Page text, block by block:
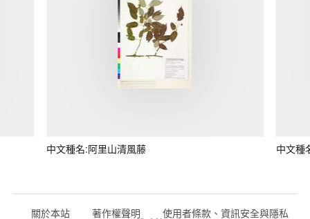
中文種名:阿里山清風藤 中文種
關於本站 著作權聲明 使用者條款、資訊安全與隱私